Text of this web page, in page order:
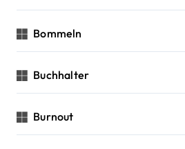
Bommeln
Buchhalter
Burnout